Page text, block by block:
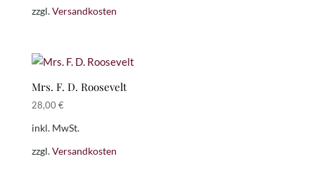
38,00 €
24,00 €.
zzgl.Versandkosten
Mrs. F. D. Roosevelt
28,00 €
inkl. MwSt.
zzgl.Versandkosten